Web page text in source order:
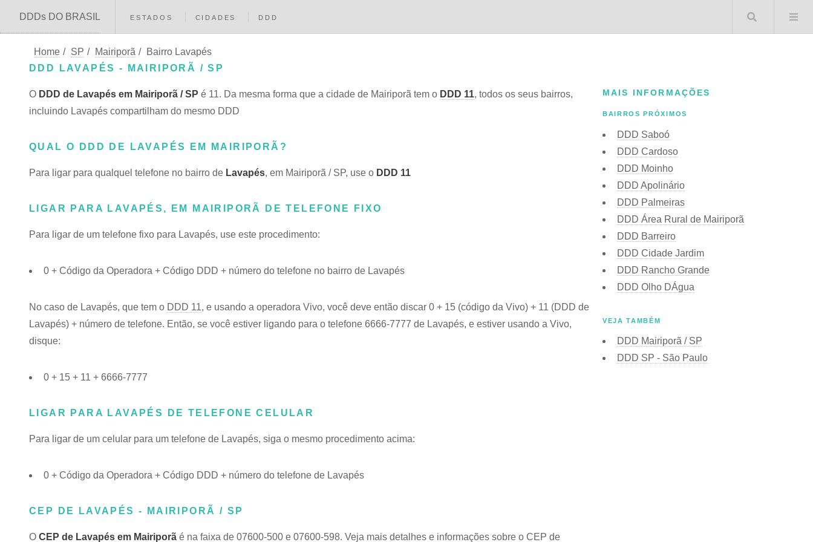
DDDs DO BRASIL ESTADOS CIDADES DDD Buscar
Home / SP / Mairiporã /
Bairro Lavapés
DDD LAVAPÉS - MAIRIPORÃ / SP
O DDD de Lavapés em Mairiporã / SP é 11. Da mesma forma que a cidade de Mairiporã tem o DDD 11, todos os seus bairros,
incluindo Lavapés compartilham do mesmo DDD
QUAL O DDD DE LAVAPÉS EM MAIRIPORÃ?
Para ligar para qualquel telefone no bairro de Lavapés, em Mairiporã / SP, use o DDD 11
LIGAR PARA LAVAPÉS, EM MAIRIPORÃ DE TELEFONE FIXO
Para ligar de um telefone fixo para Lavapés, use este procedimento:
0 + Código da Operadora + Código DDD + número do telefone no bairro de Lavapés
No caso de Lavapés, que tem o DDD 11, e usando a operadora Vivo, você deve então discar 0 + 15 (código da Vivo) + 11 (DDD de
Lavapés) + número de telefone. Então, se você estiver ligando para o telefone 6666-7777 de Lavapés, e estiver usando a Vivo,
disque:
0 + 15 + 11 + 6666-7777
LIGAR PARA LAVAPÉS DE TELEFONE CELULAR
Para ligar de um celular para um telefone de Lavapés, siga o mesmo procedimento acima:
0 + Código da Operadora + Código DDD + número do telefone de Lavapés
CEP DE LAVAPÉS - MAIRIPORÃ / SP
O CEP de Lavapés em Mairiporã é na faixa de 07600-500 e 07600-598. Veja mais detalhes e informações sobre o CEP de
MAIS INFORMAÇÕES
BAIRROS PRÓXIMOS
DDD Saboó
DDD Cardoso
DDD Moinho
DDD Apolinário
DDD Palmeiras
DDD Área Rural de Mairiporã
DDD Barreiro
DDD Cidade Jardim
DDD Rancho Grande
DDD Olho DÁgua
VEJA TAMBÉM
DDD Mairiporã / SP
DDD SP - São Paulo